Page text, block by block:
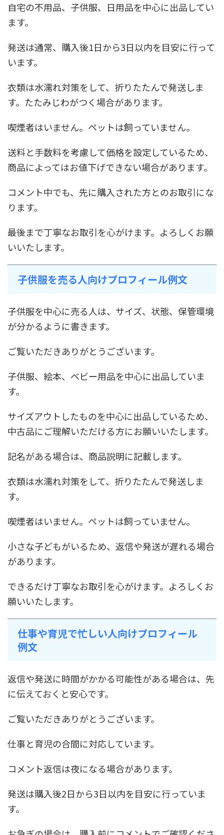
自宅の不用品、子供服、日用品を中心に出品してい
ます。
発送は通常、購入後1日から3日以内を目安に行って
います。
衣類は水濡れ対策をして、折りたたんで発送しま
す。たたみじわがつく場合があります。
喫煙者はいません。ペットは飼っていません。
送料と手数料を考慮して価格を設定しているため、
商品によってはお値下げできない場合があります。
コメント中でも、先に購入された方とのお取引にな
ります。
最後まで丁寧なお取引を心がけます。よろしくお願
いいたします。
子供服を売る人向けプロフィール例文
子供服を中心に売る人は、サイズ、状態、保管環境
が分かるように書きます。
ご覧いただきありがとうございます。
子供服、絵本、ベビー用品を中心に出品していま
す。
サイズアウトしたものを中心に出品しているため、
中古品にご理解いただける方にお願いいたします。
記名がある場合は、商品説明に記載します。
衣類は水濡れ対策をして、折りたたんで発送しま
す。
喫煙者はいません。ペットは飼っていません。
小さな子どもがいるため、返信や発送が遅れる場合
があります。
できるだけ丁寧なお取引を心がけます。よろしくお
願いいたします。
仕事や育児で忙しい人向けプロフィール
例文
返信や発送に時間がかかる可能性がある場合は、先
に伝えておくと安心です。
ご覧いただきありがとうございます。
仕事と育児の合間に対応しています。
コメント返信は夜になる場合があります。
発送は購入後2日から3日以内を目安に行っていま
す。